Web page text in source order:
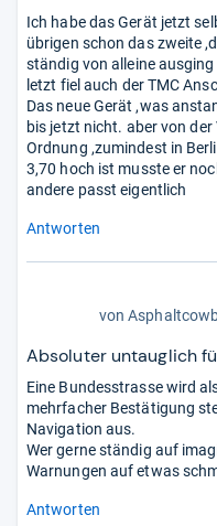
Ich habe das Gerät jetzt
übrigen schon das zweite
ständig von alleine
letzt fiel auch der TMC
Das neue Gerät ,was
bis jetzt nicht. aber von
Ordnung ,zumindest in
3,70 hoch ist musste er
andere passt eigentlich
Antworten
5
von
Absoluter untauglich
Eine Bundesstrasse wird
mehrfacher Bestätigung
Navigation aus.
Wer gerne ständig auf
Warnungen auf etwas
Antworten